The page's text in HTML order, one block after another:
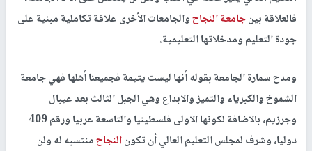
فالعلاقة بينجامعة النجاحوالجامعات الأخرى علاقة تكاملية مبنية على
جودة التعليم ومدخلاتها التعليمية.
ومدح سمارة الجامعة بقوله أنها ليست يتيمة فجميعنا أهلها فهي جامعة
الشموخ والكبرياء والتميز والابداع وهي الجبل الثالث بعد عيبال
وجرزيم، بالاضافة لكونها الاولى فلسطينيا والتاسعة عربيا ورقم 409
دوليا، وشرف لمجلس التعليم العالي أن تكونالنجاحمنتسبه له ولن